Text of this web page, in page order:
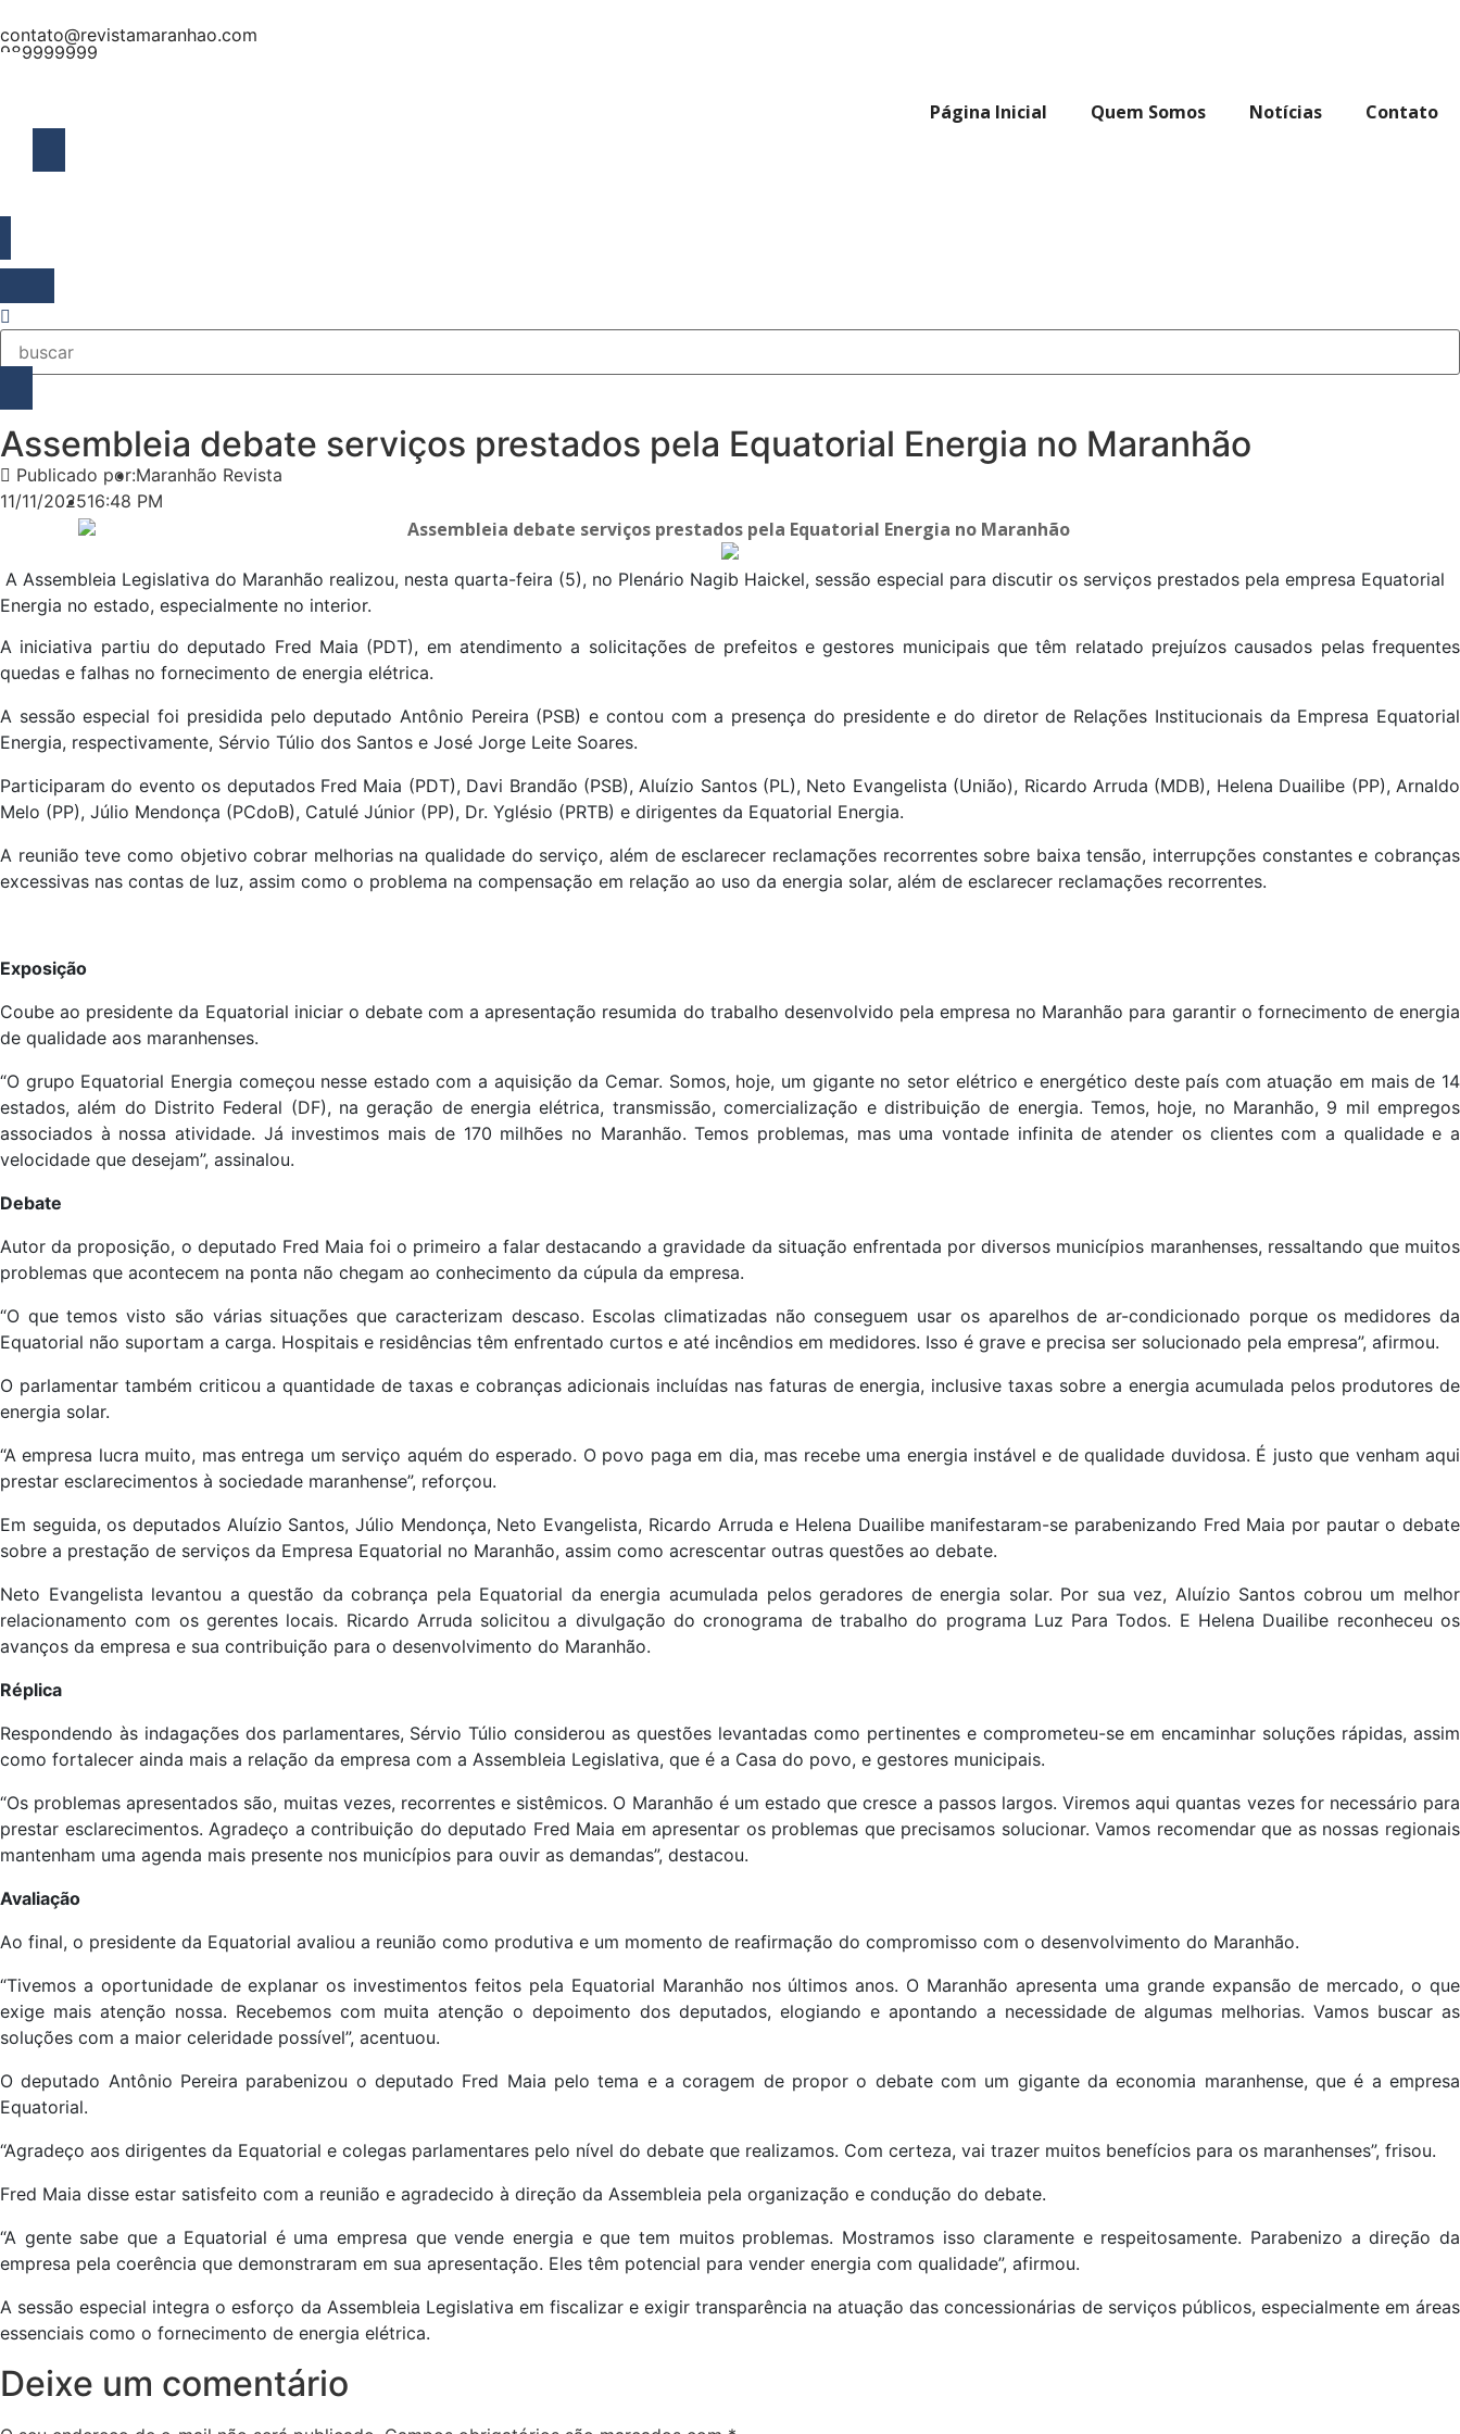
contato@revistamaranhao.com
989999999
Página Inicial Quem Somos Notícias Contato
MENU
Assembleia debate serviços prestados pela Equatorial Energia no Maranhão
Publicado por:Maranhão Revista
11/11/202516:48 PM
A Assembleia Legislativa do Maranhão realizou, nesta quarta-feira (5), no Plenário Nagib Haickel, sessão especial para discutir os serviços prestados pela empresa Equatorial
Energia no estado, especialmente no interior.
A iniciativa partiu do deputado Fred Maia (PDT), em atendimento a solicitações de prefeitos e gestores municipais que têm relatado prejuízos causados pelas frequentes
quedas e falhas no fornecimento de energia elétrica.
A sessão especial foi presidida pelo deputado Antônio Pereira (PSB) e contou com a presença do presidente e do diretor de Relações Institucionais da Empresa Equatorial
Energia, respectivamente, Sérvio Túlio dos Santos e José Jorge Leite Soares.
Participaram do evento os deputados Fred Maia (PDT), Davi Brandão (PSB), Aluízio Santos (PL), Neto Evangelista (União), Ricardo Arruda (MDB), Helena Duailibe (PP), Arnaldo
Melo (PP), Júlio Mendonça (PCdoB), Catulé Júnior (PP), Dr. Yglésio (PRTB) e dirigentes da Equatorial Energia.
A reunião teve como objetivo cobrar melhorias na qualidade do serviço, além de esclarecer reclamações recorrentes sobre baixa tensão, interrupções constantes e cobranças
excessivas nas contas de luz, assim como o problema na compensação em relação ao uso da energia solar, além de esclarecer reclamações recorrentes.
Exposição
Coube ao presidente da Equatorial iniciar o debate com a apresentação resumida do trabalho desenvolvido pela empresa no Maranhão para garantir o fornecimento de energia
de qualidade aos maranhenses.
“O grupo Equatorial Energia começou nesse estado com a aquisição da Cemar. Somos, hoje, um gigante no setor elétrico e energético deste país com atuação em mais de 14
estados, além do Distrito Federal (DF), na geração de energia elétrica, transmissão, comercialização e distribuição de energia. Temos, hoje, no Maranhão, 9 mil empregos
associados à nossa atividade. Já investimos mais de 170 milhões no Maranhão. Temos problemas, mas uma vontade infinita de atender os clientes com a qualidade e a
velocidade que desejam”, assinalou.
Debate
Autor da proposição, o deputado Fred Maia foi o primeiro a falar destacando a gravidade da situação enfrentada por diversos municípios maranhenses, ressaltando que muitos
problemas que acontecem na ponta não chegam ao conhecimento da cúpula da empresa.
“O que temos visto são várias situações que caracterizam descaso. Escolas climatizadas não conseguem usar os aparelhos de ar-condicionado porque os medidores da
Equatorial não suportam a carga. Hospitais e residências têm enfrentado curtos e até incêndios em medidores. Isso é grave e precisa ser solucionado pela empresa”, afirmou.
O parlamentar também criticou a quantidade de taxas e cobranças adicionais incluídas nas faturas de energia, inclusive taxas sobre a energia acumulada pelos produtores de
energia solar.
“A empresa lucra muito, mas entrega um serviço aquém do esperado. O povo paga em dia, mas recebe uma energia instável e de qualidade duvidosa. É justo que venham aqui
prestar esclarecimentos à sociedade maranhense”, reforçou.
Em seguida, os deputados Aluízio Santos, Júlio Mendonça, Neto Evangelista, Ricardo Arruda e Helena Duailibe manifestaram-se parabenizando Fred Maia por pautar o debate
sobre a prestação de serviços da Empresa Equatorial no Maranhão, assim como acrescentar outras questões ao debate.
Neto Evangelista levantou a questão da cobrança pela Equatorial da energia acumulada pelos geradores de energia solar. Por sua vez, Aluízio Santos cobrou um melhor
relacionamento com os gerentes locais. Ricardo Arruda solicitou a divulgação do cronograma de trabalho do programa Luz Para Todos. E Helena Duailibe reconheceu os
avanços da empresa e sua contribuição para o desenvolvimento do Maranhão.
Réplica
Respondendo às indagações dos parlamentares, Sérvio Túlio considerou as questões levantadas como pertinentes e comprometeu-se em encaminhar soluções rápidas, assim
como fortalecer ainda mais a relação da empresa com a Assembleia Legislativa, que é a Casa do povo, e gestores municipais.
“Os problemas apresentados são, muitas vezes, recorrentes e sistêmicos. O Maranhão é um estado que cresce a passos largos. Viremos aqui quantas vezes for necessário para
prestar esclarecimentos. Agradeço a contribuição do deputado Fred Maia em apresentar os problemas que precisamos solucionar. Vamos recomendar que as nossas regionais
mantenham uma agenda mais presente nos municípios para ouvir as demandas”, destacou.
Avaliação
Ao final, o presidente da Equatorial avaliou a reunião como produtiva e um momento de reafirmação do compromisso com o desenvolvimento do Maranhão.
“Tivemos a oportunidade de explanar os investimentos feitos pela Equatorial Maranhão nos últimos anos. O Maranhão apresenta uma grande expansão de mercado, o que
exige mais atenção nossa. Recebemos com muita atenção o depoimento dos deputados, elogiando e apontando a necessidade de algumas melhorias. Vamos buscar as
soluções com a maior celeridade possível”, acentuou.
O deputado Antônio Pereira parabenizou o deputado Fred Maia pelo tema e a coragem de propor o debate com um gigante da economia maranhense, que é a empresa
Equatorial.
“Agradeço aos dirigentes da Equatorial e colegas parlamentares pelo nível do debate que realizamos. Com certeza, vai trazer muitos benefícios para os maranhenses”, frisou.
Fred Maia disse estar satisfeito com a reunião e agradecido à direção da Assembleia pela organização e condução do debate.
“A gente sabe que a Equatorial é uma empresa que vende energia e que tem muitos problemas. Mostramos isso claramente e respeitosamente. Parabenizo a direção da
empresa pela coerência que demonstraram em sua apresentação. Eles têm potencial para vender energia com qualidade”, afirmou.
A sessão especial integra o esforço da Assembleia Legislativa em fiscalizar e exigir transparência na atuação das concessionárias de serviços públicos, especialmente em áreas
essenciais como o fornecimento de energia elétrica.
Deixe um comentário